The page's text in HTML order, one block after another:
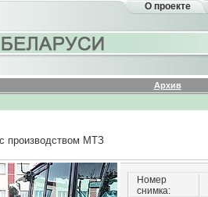
О проекте
Архив
производством МТЗ
Номер
снимка: